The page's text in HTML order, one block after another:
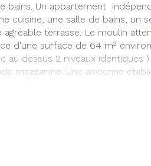
bains. Un appartement
cuisine, une salle de bains, un
agréable terrasse. Le moulin
d'une surface de 64 m²
au dessus 2 niveaux identiques
mezzanine. Une ancienne